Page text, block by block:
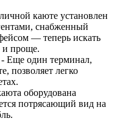
каюте установлен
снабженный
― теперь искать
и проще.
Еще один терминал,
позволяет легко
оборудована
потрясающий вид на